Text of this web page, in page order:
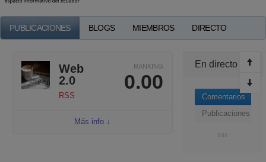
PUBLICACIONES BLOGS MIEMBROS DIRECTO
RANKING
0.00
Web
2.0
RSS
Más info ↓
En directo
Comentarios
Publicaciones